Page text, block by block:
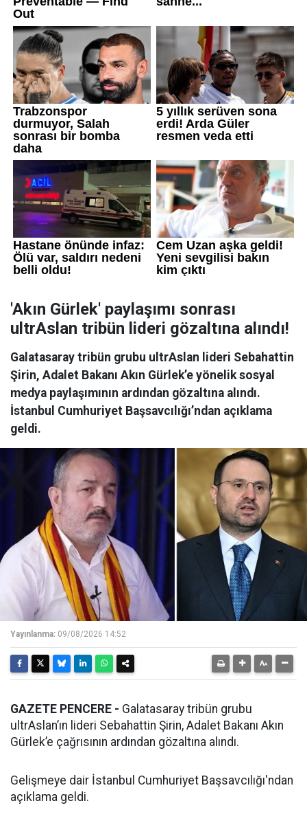
'Akın Gürlek' paylaşımı sonrası
ultrAslan tribün lideri gözaltına alındı!
Galatasaray tribün grubu ultrAslan lideri Sebahattin
Şirin, Adalet Bakanı Akın Gürlek’e yönelik sosyal
medya paylaşımının ardından gözaltına alındı.
İstanbul Cumhuriyet Başsavcılığı’ndan açıklama
geldi.
Yayınlanma: 09/08/2026 14:52
GAZETE PENCERE - Galatasaray tribün grubu
ultrAslan’ın lideri Sebahattin Şirin, Adalet Bakanı Akın
Gürlek’e çağrısının ardından gözaltına alındı.
Gelişmeye dair İstanbul Cumhuriyet Başsavcılığı'ndan
açıklama geldi.